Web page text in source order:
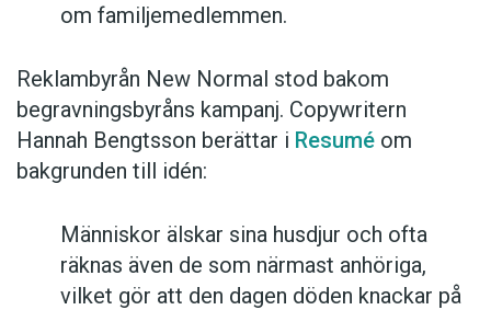
om familjemedlemmen.
Reklambyrån New Normal stod bakom
begravningsbyråns kampanj. Copywritern
Hannah Bengtsson berättar i Resumé om
bakgrunden till idén:
Människor älskar sina husdjur och ofta
räknas även de som närmast anhöriga,
vilket gör att den dagen döden knackar på